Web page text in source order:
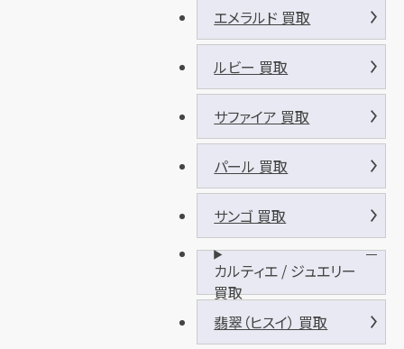
エメラルド 買取
ルビー 買取
サファイア 買取
パール 買取
サンゴ 買取
カルティエ / ジュエリー
買取
翡翠（ヒスイ） 買取